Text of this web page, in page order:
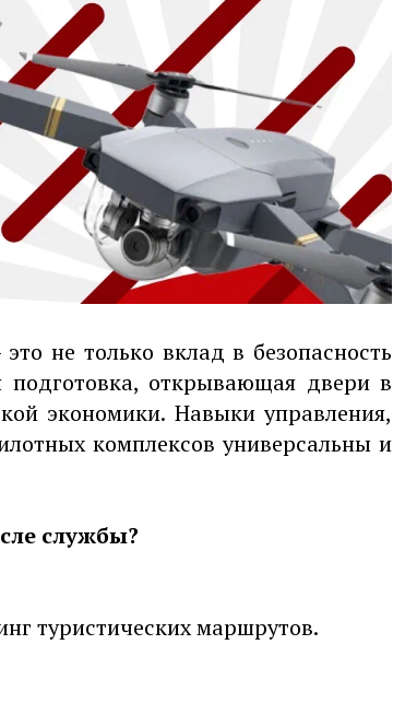
не только вклад в безопасность
открывающая двери в
экономики. Навыки управления,
комплексов универсальны и
службы?
туристических маршрутов.